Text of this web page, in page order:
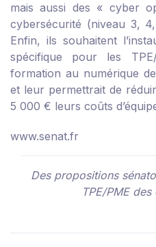
mais aussi des « cyber
cybersécurité (niveau 3,
Enfin, ils souhaitent
spécifique pour les
formation au numérique
et leur permettrait de
5 000 € leurs coûts
www.senat.fr
Des propositions
TPE/PME